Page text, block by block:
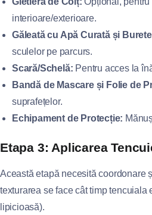
interioare/exterioare.
Găleată cu Apă Curată și
sculelor pe parcurs.
Scară/Schelă: Pentru acces la
Bandă de Mascare și Folie de
suprafețelor.
Echipament de Protecție:
Etapa 3: Aplicarea
Această etapă necesită coordonare
texturarea se face cât timp tencuiala
lipicioasă).